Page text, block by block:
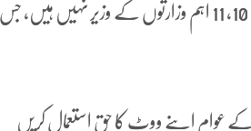
اسلام آباد میں تقریب سے خطاب کرتے ہوئے مرتضیٰ سولنگی نے کہا کہ اس وقت 10، 11 اہم وزارتوں کے وزیر نہیں ہیں، جس
8 فروری 2024 کو ہوں گے، پاکستان کے عوام اپنے ووٹ کا حق استعمال کریں